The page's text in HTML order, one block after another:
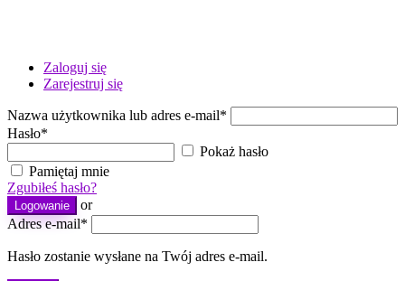
Zaloguj się
Zarejestruj się
Nazwa użytkownika lub adres e-mail*
Hasło*
Pokaż hasło
Pamiętaj mnie
Zgubiłeś hasło?
Logowanie
or
Adres e-mail*
Hasło zostanie wysłane na Twój adres e-mail.